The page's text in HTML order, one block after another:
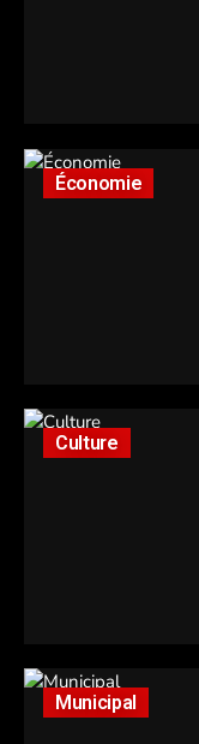
Économie
Culture
Municipal